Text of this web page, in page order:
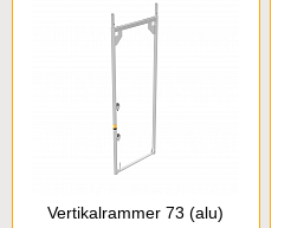
Vertikalrammer 73 (alu)